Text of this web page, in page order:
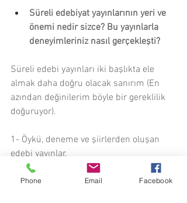
Süreli edebiyat yayınlarının yeri ve
önemi nedir sizce? Bu yayınlarla
deneyimleriniz nasıl gerçekleşti?
Süreli edebi yayınları iki başlıkta ele
almak daha doğru olacak sanırım (En
azından değinilerim böyle bir gereklilik
doğuruyor).
1- Öykü, deneme ve şiirlerden oluşan
edebi yayınlar.
2- Kitap eleştirilerinin bir araya
Phone Email Facebook